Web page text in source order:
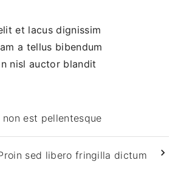
et lacus dignissim
a tellus bibendum
nisl auctor blandit
est pellentesque
sed libero fringilla dictum